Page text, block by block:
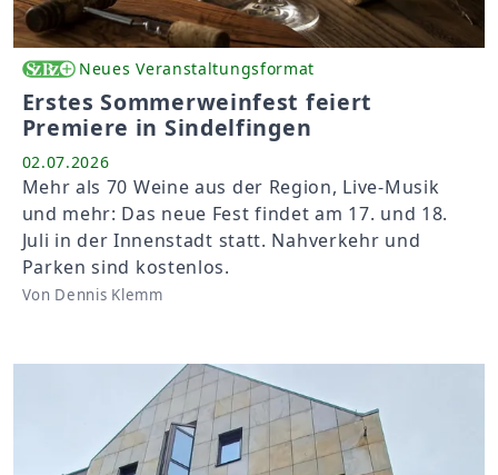
Neues Veranstaltungsformat
Erstes Sommerweinfest feiert
Premiere in Sindelfingen
02.07.2026
Mehr als 70 Weine aus der Region, Live-Musik
und mehr: Das neue Fest findet am 17. und 18.
Juli in der Innenstadt statt. Nahverkehr und
Parken sind kostenlos.
Von Dennis Klemm